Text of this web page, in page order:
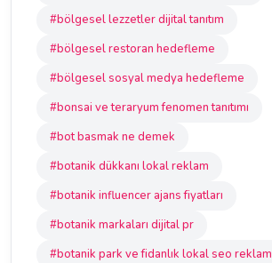
#bölgesel lezzetler dijital tanıtım
#bölgesel restoran hedefleme
#bölgesel sosyal medya hedefleme
#bonsai ve teraryum fenomen tanıtımı
#bot basmak ne demek
#botanik dükkanı lokal reklam
#botanik influencer ajans fiyatları
#botanik markaları dijital pr
#botanik park ve fidanlık lokal seo reklam